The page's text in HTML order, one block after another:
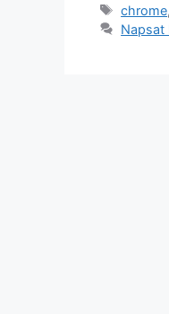
Štítky
chrome,
Napsat